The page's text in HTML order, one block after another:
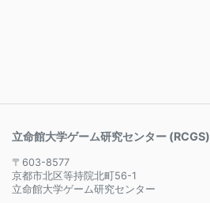
立命館大学ゲーム研究センター (RCGS)
〒603-8577
京都市北区等持院北町56-1
立命館大学ゲーム研究センター